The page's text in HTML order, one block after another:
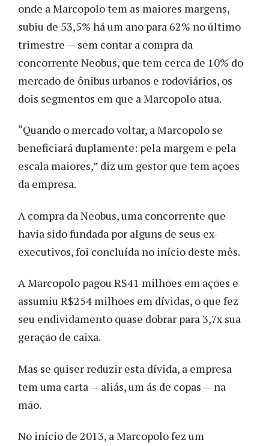
onde a Marcopolo tem as maiores margens,
subiu de 53,5% há um ano para 62% no último
trimestre — sem contar a compra da
concorrente Neobus, que tem cerca de 10% do
mercado de ônibus urbanos e rodoviários, os
dois segmentos em que a Marcopolo atua.
“Quando o mercado voltar, a Marcopolo se
beneficiará duplamente: pela margem e pela
escala maiores,” diz um gestor que tem ações
da empresa.
A compra da Neobus, uma concorrente que
havia sido fundada por alguns de seus ex-
executivos, foi concluída no início deste mês.
A Marcopolo pagou R$41 milhões em ações e
assumiu R$254 milhões em dívidas, o que fez
seu endividamento quase dobrar para 3,7x sua
geração de caixa.
Mas se quiser reduzir esta dívida, a empresa
tem uma carta — aliás, um ás de copas — na
mão.
No início de 2013, a Marcopolo fez um